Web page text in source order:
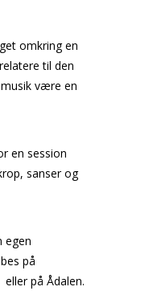
omkring en
til den
være en
en session
sanser og
egen
på
eller på Ådalen.